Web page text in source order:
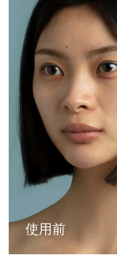
使用前
All
All
All
IPL
痘肌护理
眼
毛孔护理
2-
牙齿美白
NEW
更多的
直布罗陀
希腊
中国香港特别
匈牙利
冰岛
印度尼西亚
爱尔兰